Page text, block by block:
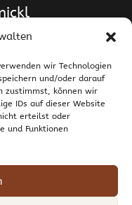
wir Technologien
und/oder darauf
zustimmst, können wir
IDs auf dieser Website
erteilst oder
und Funktionen
Schmickl
39
/ Österreich
schmickl.net
Versand und Zahlung
(EU)